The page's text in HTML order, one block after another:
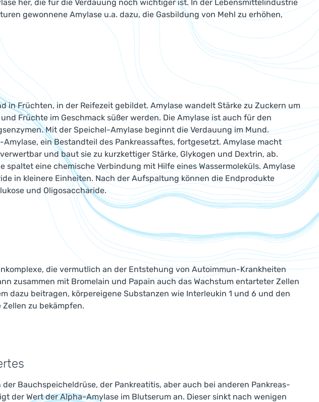
her, die für die Verdauung noch wichtiger ist. In der Lebensmittelindustrie
gewonnene Amylase u.a. dazu, die Gasbildung von Mehl zu erhöhen,
in Früchten, in der Reifezeit gebildet. Amylase wandelt Stärke zu Zuckern um
Früchte im Geschmack süßer werden. Die Amylase ist auch für den
Mit der Speichel-Amylase beginnt die Verdauung im Mund.
ein Bestandteil des Pankreassaftes, fortgesetzt. Amylase macht
und baut sie zu kurzkettiger Stärke, Glykogen und Dextrin, ab.
spaltet eine chemische Verbindung mit Hilfe eines Wassermoleküls. Amylase
in kleinere Einheiten. Nach der Aufspaltung können die Endprodukte
und Oligosaccharide.
die vermutlich an der Entstehung von Autoimmun-Krankheiten
zusammen mit Bromelain und Papain auch das Wachstum entarteter Zellen
dazu beitragen, körpereigene Substanzen wie Interleukin 1 und 6 und den
zu bekämpfen.
Bauchspeicheldrüse, der Pankreatitis, aber auch bei anderen Pankreas-
der Wert der Alpha-Amylase im Blutserum an. Dieser sinkt nach wenigen